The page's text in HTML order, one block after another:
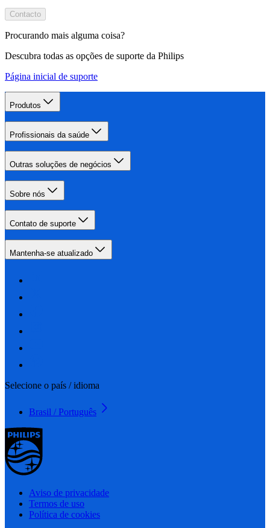
Contacto
Procurando mais alguma coisa?
Descubra todas as opções de suporte da Philips
Página inicial de suporte
Produtos
Profissionais da saúde
Outras soluções de negócios
Sobre nós
Contato de suporte
Mantenha-se atualizado
Selecione o país / idioma
Brasil / Português
Aviso de privacidade
Termos de uso
Política de cookies